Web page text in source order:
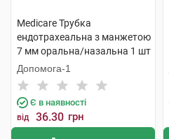
Medicare Трубка
ендотрахеальна з манжетою
7 мм оральна/назальна 1 шт
Допомога-1
Є в наявності
від 36.30 грн